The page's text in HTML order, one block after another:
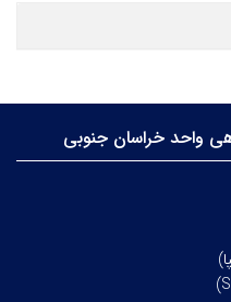
واحد خراسان جنوبی